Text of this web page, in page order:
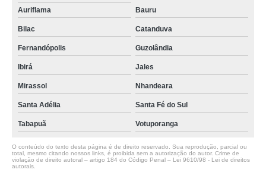
Auriflama
Bauru
Bilac Catanduva
Fernandópolis Guzolândia
Ibirá Jales
Mirassol Nhandeara
Santa Adélia Santa Fé do Sul
Tabapuã Votuporanga
O conteúdo do texto desta página é de direito reservado. Sua reprodução, parcial ou
total, mesmo citando nossos links, é proibida sem a autorização do autor. Crime de
violação de direito autoral – artigo 184 do Código Penal – Lei 9610/98 - Lei de direitos
autorais